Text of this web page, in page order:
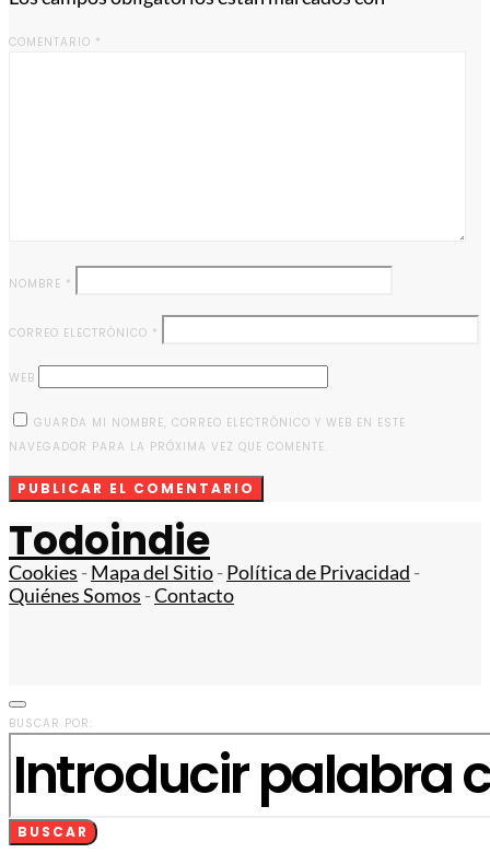
COMENTARIO *
NOMBRE *
CORREO ELECTRÓNICO *
WEB
GUARDA MI NOMBRE, CORREO ELECTRÓNICO Y WEB EN ESTE
NAVEGADOR PARA LA PRÓXIMA VEZ QUE COMENTE.
Todoindie
Cookies -Mapa del Sitio-Política de Privacidad -
Quiénes Somos -Contacto
BUSCAR POR:
BUSCAR